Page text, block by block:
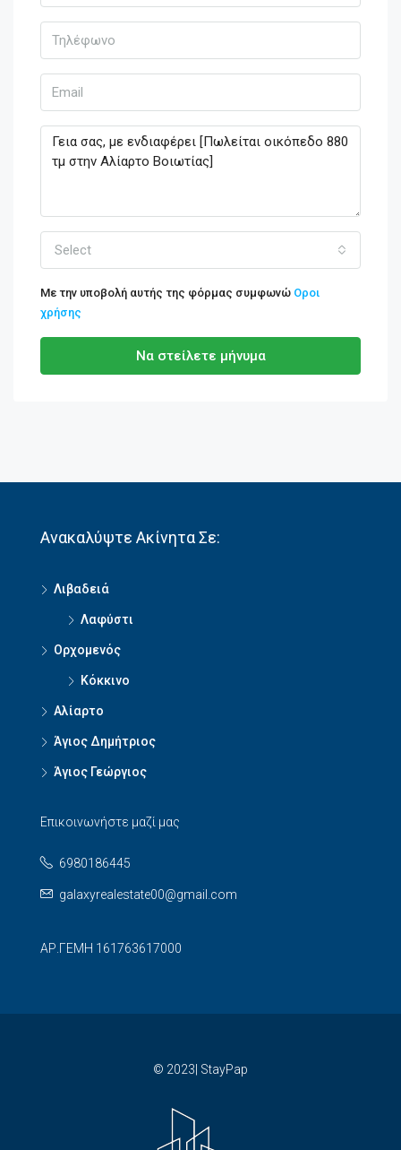
Select
Με την υποβολή αυτής της φόρμας συμφωνώ Οροι
χρήσης
Να στείλετε μήνυμα
Ανακαλύψτε Ακίνητα Σε:
Λιβαδειά
Λαφύστι
Ορχομενός
Κόκκινο
Αλίαρτο
Άγιος Δημήτριος
Άγιος Γεώργιος
Επικοινωνήστε μαζί μας
6980186445
galaxyrealestate00@gmail.com
ΑΡ.ΓΕΜΗ 161763617000
© 2023| StayPap